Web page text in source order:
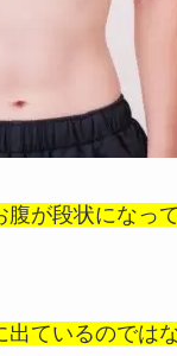
腹が段状になっ
出ているのでは